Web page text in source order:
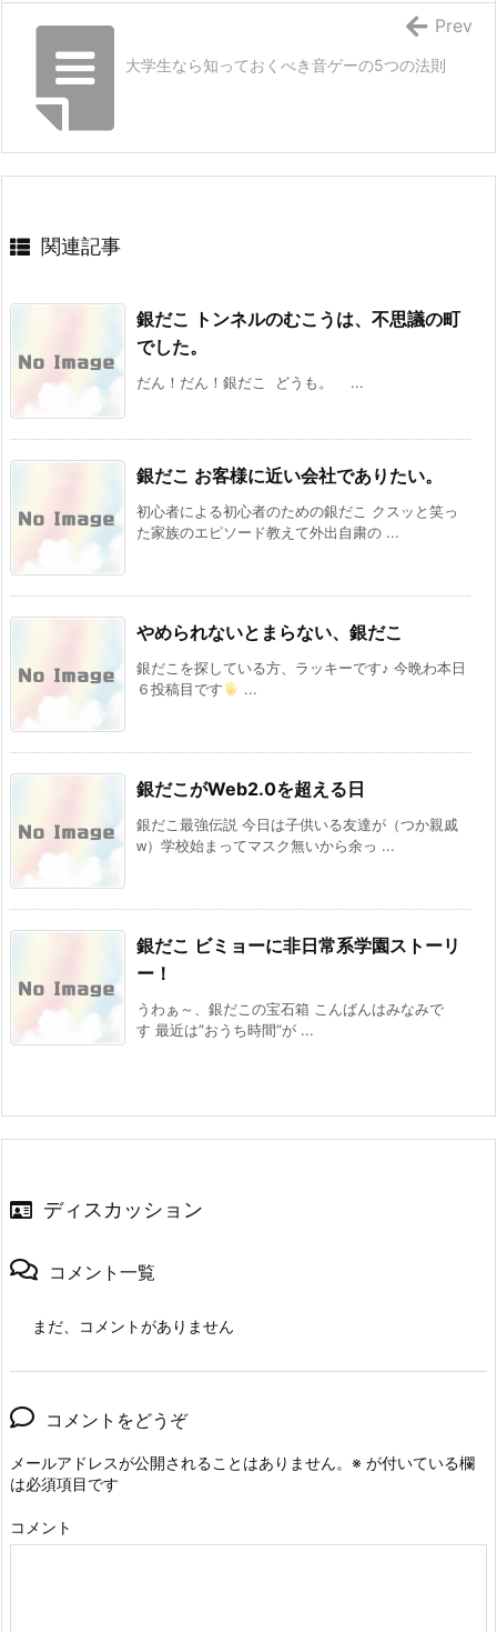
大学生なら知っておくべき音ゲーの5つの法則
Prev
関連記事
銀だこ トンネルのむこうは、不思議の町
でした。
だん！だん！銀だこ どうも。 ...
銀だこ お客様に近い会社でありたい。
初心者による初心者のための銀だこ クスッと笑っ
た家族のエピソード教えて外出自粛の ...
やめられないとまらない、銀だこ
銀だこを探している方、ラッキーです♪ 今晩わ本日
６投稿目です
...
銀だこがWeb2.0を超える日
銀だこ最強伝説 今日は子供いる友達が（つか親戚
ᴡ）学校始まってマスク無いから余っ ...
銀だこ ビミョーに非日常系学園ストーリ
ー！
うわぁ～、銀だこの宝石箱 こんばんはみなみで
す 最近は”おうち時間”が ...
ディスカッション
コメント一覧
まだ、コメントがありません
コメントをどうぞ
メールアドレスが公開されることはありません。 ※ が付いている欄
は必須項目です
コメント